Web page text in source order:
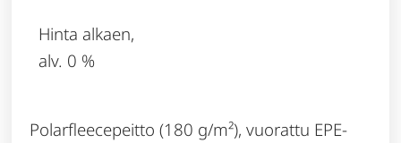
Hinta alkaen,
alv. 0 %
Polarfleecepeitto (180 g/m²), vuorattu EPE-